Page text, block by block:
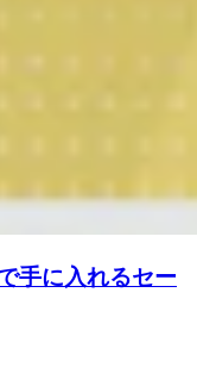
手に入れるセー